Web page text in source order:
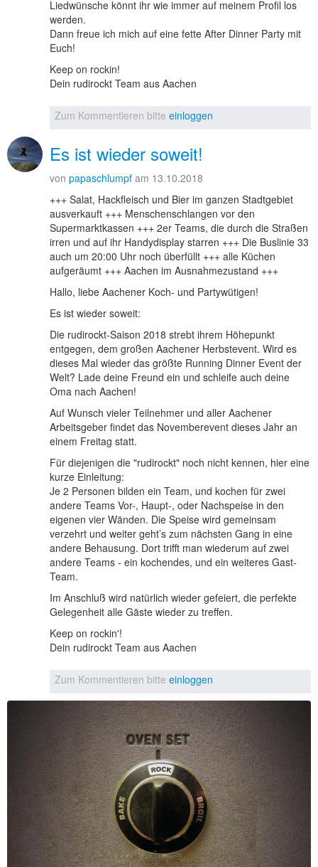
Liedwünsche könnt ihr wie immer auf meinem Profil los
werden.
Dann freue ich mich auf eine fette After Dinner Party mit
Euch!
Keep on rockin!
Dein rudirockt Team aus Aachen
Zum Kommentieren bitte einloggen
Es ist wieder soweit!
von papaschlumpf am 13.10.2018
+++ Salat, Hackfleisch und Bier im ganzen Stadtgebiet
ausverkauft +++ Menschenschlangen vor den
Supermarktkassen +++ 2er Teams, die durch die Straßen
irren und auf ihr Handydisplay starren +++ Die Buslinie 33
auch um 20:00 Uhr noch überfüllt +++ alle Küchen
aufgeräumt +++ Aachen im Ausnahmezustand +++
Hallo, liebe Aachener Koch- und Partywütigen!
Es ist wieder soweit:
Die rudirockt-Saison 2018 strebt ihrem Höhepunkt
entgegen, dem großen Aachener Herbstevent. Wird es
dieses Mal wieder das größte Running Dinner Event der
Welt? Lade deine Freund ein und schleife auch deine
Oma nach Aachen!
Auf Wunsch vieler Teilnehmer und aller Aachener
Arbeitsgeber findet das Novemberevent dieses Jahr an
einem Freitag statt.
Für diejenigen die "rudirockt" noch nicht kennen, hier eine
kurze Einleitung:
Je 2 Personen bilden ein Team, und kochen für zwei
andere Teams Vor-, Haupt-, oder Nachspeise in den
eigenen vier Wänden. Die Speise wird gemeinsam
verzehrt und weiter geht’s zum nächsten Gang in eine
andere Behausung. Dort trifft man wiederum auf zwei
andere Teams - ein kochendes, und ein weiteres Gast-
Team.
Im Anschluß wird natürlich wieder gefeiert, die perfekte
Gelegenheit alle Gäste wieder zu treffen.
Keep on rockin'!
Dein rudirockt Team aus Aachen
Zum Kommentieren bitte einloggen